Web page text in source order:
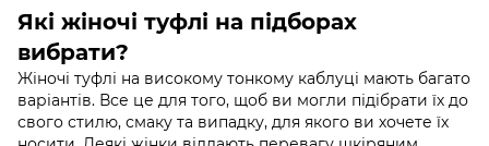
Які жіночі туфлі на підборах
вибрати?
Жіночі туфлі на високому тонкому каблуці мають багато
варіантів. Все це для того, щоб ви могли підібрати їх до
свого стилю, смаку та випадку, для якого ви хочете їх